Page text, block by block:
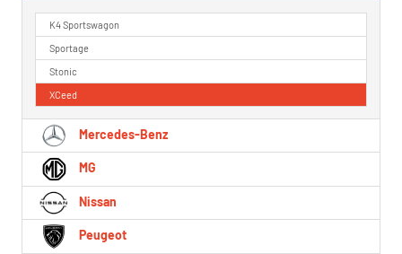
K4 Sportswagon
Sportage
Stonic
XCeed
Mercedes-Benz
MG
Nissan
Peugeot